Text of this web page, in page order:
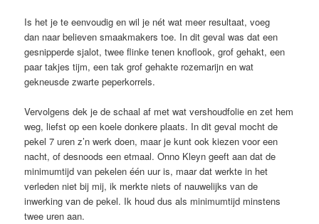
Is het je te eenvoudig en wil je nét wat meer resultaat, voeg
dan naar believen smaakmakers toe. In dit geval was dat een
gesnipperde sjalot, twee flinke tenen knoflook, grof gehakt, een
paar takjes tijm, een tak grof gehakte rozemarijn en wat
gekneusde zwarte peperkorrels.
Vervolgens dek je de schaal af met wat vershoudfolie en zet hem
weg, liefst op een koele donkere plaats. In dit geval mocht de
pekel 7 uren z’n werk doen, maar je kunt ook kiezen voor een
nacht, of desnoods een etmaal. Onno Kleyn geeft aan dat de
minimumtijd van pekelen één uur is, maar dat werkte in het
verleden niet bij mij, ik merkte niets of nauwelijks van de
inwerking van de pekel. Ik houd dus als minimumtijd minstens
twee uren aan.